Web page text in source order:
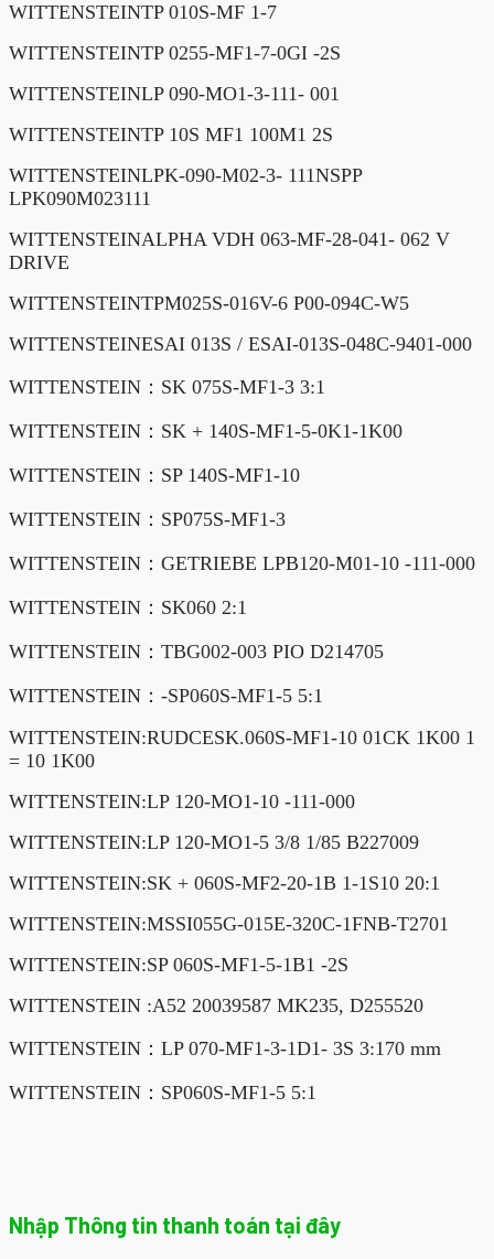
WITTENSTEINTP 010S-MF 1-7
WITTENSTEINTP 0255-MF1-7-0GI -2S
WITTENSTEINLP 090-MO1-3-111- 001
WITTENSTEINTP 10S MF1 100M1 2S
WITTENSTEINLPK-090-M02-3- 111NSPP
LPK090M023111
WITTENSTEINALPHA VDH 063-MF-28-041- 062 V
DRIVE
WITTENSTEINTPM025S-016V-6 P00-094C-W5
WITTENSTEINESAI 013S / ESAI-013S-048C-9401-000
WITTENSTEIN：SK 075S-MF1-3 3:1
WITTENSTEIN：SK + 140S-MF1-5-0K1-1K00
WITTENSTEIN：SP 140S-MF1-10
WITTENSTEIN：SP075S-MF1-3
WITTENSTEIN：GETRIEBE LPB120-M01-10 -111-000
WITTENSTEIN：SK060 2:1
WITTENSTEIN：TBG002-003 PIO D214705
WITTENSTEIN：-SP060S-MF1-5 5:1
WITTENSTEIN:RUDCESK.060S-MF1-10 01CK 1K00 1
= 10 1K00
WITTENSTEIN:LP 120-MO1-10 -111-000
WITTENSTEIN:LP 120-MO1-5 3/8 1/85 B227009
WITTENSTEIN:SK + 060S-MF2-20-1B 1-1S10 20:1
WITTENSTEIN:MSSI055G-015E-320C-1FNB-T2701
WITTENSTEIN:SP 060S-MF1-5-1B1 -2S
WITTENSTEIN :A52 20039587 MK235, D255520
WITTENSTEIN：LP 070-MF1-3-1D1- 3S 3:170 mm
WITTENSTEIN：SP060S-MF1-5 5:1
Nhập Thông tin thanh toán tại đây